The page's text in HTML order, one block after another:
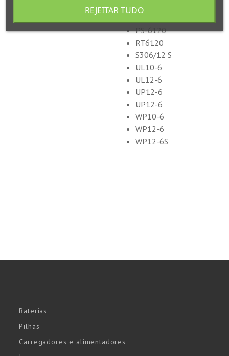
NP12-6
PS-6120
RT6120
S306/12 S
UL10-6
UL12-6
UP12-6
UP12-6
WP10-6
WP12-6
WP12-6S
Baterias
Pilhas
Carregadores e alimentadores
REJEITAR TUDO